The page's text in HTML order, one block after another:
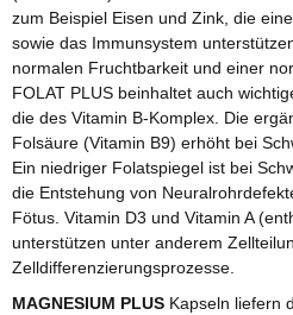
zum Beispiel Eisen und Zink, die
sowie das Immunsystem
normalen Fruchtbarkeit und einer
FOLAT PLUS beinhaltet auch
die des Vitamin B-Komplex. Die
Folsäure (Vitamin B9) erhöht bei
Ein niedriger Folatspiegel ist bei
die Entstehung von
Fötus. Vitamin D3 und Vitamin A
unterstützen unter anderem
Zelldifferenzierungsprozesse.
MAGNESIUM PLUS Kapseln liefern